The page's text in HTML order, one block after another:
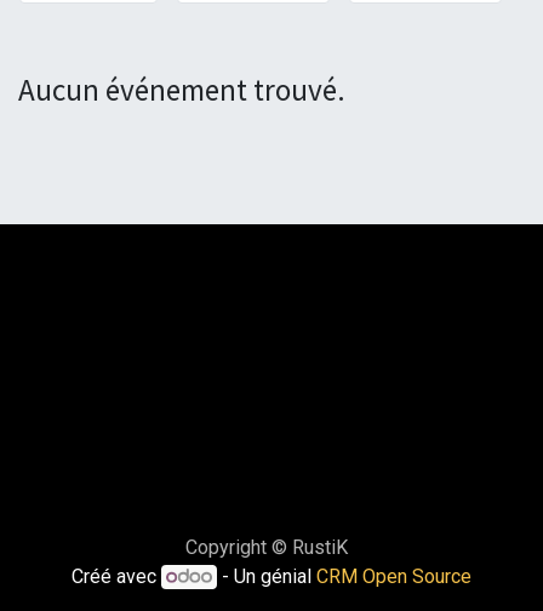
Aucun événement trouvé.
Copyright © RustiK
Créé avec
- Un génialCRM Open Source